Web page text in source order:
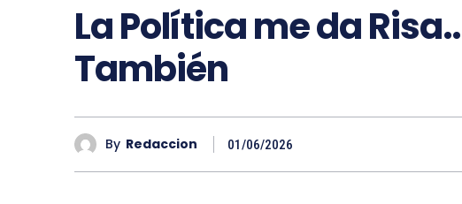
La Política me da
También
By Redaccion 01/06/2026